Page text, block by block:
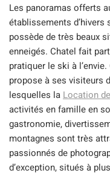
Les panoramas offerts
établissements d’hivers
possède de très beaux
enneigés. Chatel fait
pratiquer le ski à l’envie.
propose à ses visiteurs
lesquelles la Location
activités en famille en
gastronomie,
montagnes sont très
passionnés de
d’exception, situés à